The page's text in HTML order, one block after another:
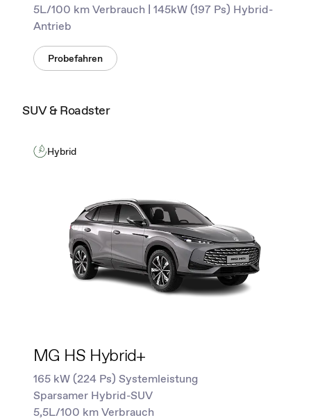
5L/100 km Verbrauch | 145kW (197 Ps) Hybrid-
Antrieb
Probefahren
SUV & Roadster
Hybrid
MG HS Hybrid+
165 kW (224 Ps) Systemleistung
Sparsamer Hybrid-SUV
5,5L/100 km Verbrauch